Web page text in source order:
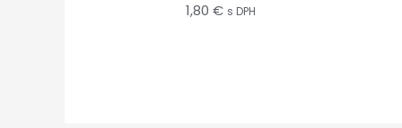
1,80 € s DPH